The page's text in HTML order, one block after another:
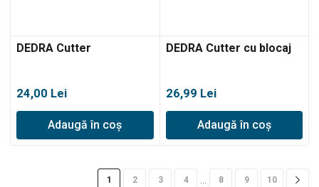
DEDRA Cutter
24,00 Lei
Adaugă în coș
DEDRA Cutter cu blocaj
26,99 Lei
Adaugă în coș
1 2 3 4 … 8 9 10